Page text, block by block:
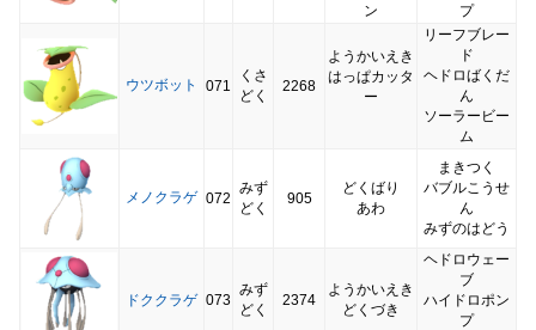
ン
プ
ウツボット 071
くさ
どく
2268
ようかいえき
はっぱカッタ
ー
リーフブレー
ド
ヘドロばくだ
ん
ソーラービー
ム
メノクラゲ 072
みず
どく
905
どくばり
あわ
まきつく
バブルこうせ
ん
みずのはどう
ドククラゲ 073
みず
どく
2374
ようかいえき
どくづき
ヘドロウェー
ブ
ハイドロポン
プ